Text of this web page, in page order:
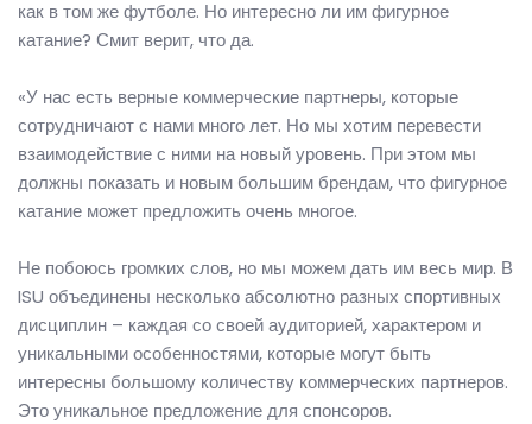
как в том же футболе. Но интересно ли им фигурное
катание? Смит верит, что да.
«У нас есть верные коммерческие партнеры, которые
сотрудничают с нами много лет. Но мы хотим перевести
взаимодействие с ними на новый уровень. При этом мы
должны показать и новым большим брендам, что фигурное
катание может предложить очень многое.
Не побоюсь громких слов, но мы можем дать им весь мир. В
ISU объединены несколько абсолютно разных спортивных
дисциплин – каждая со своей аудиторией, характером и
уникальными особенностями, которые могут быть
интересны большому количеству коммерческих партнеров.
Это уникальное предложение для спонсоров.